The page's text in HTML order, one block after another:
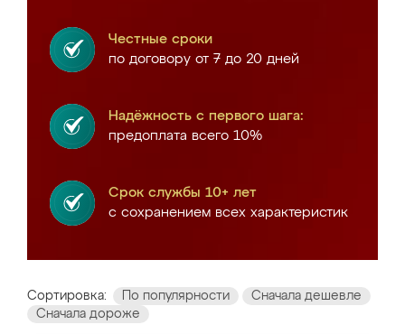
Честные сроки
по договору от 7 до 20 дней
Надёжность с первого шага:
предоплата всего 10%
Срок службы 10+ лет
с сохранением всех характеристик
Сортировка: По популярности
Сначала дешевле
Сначала дороже